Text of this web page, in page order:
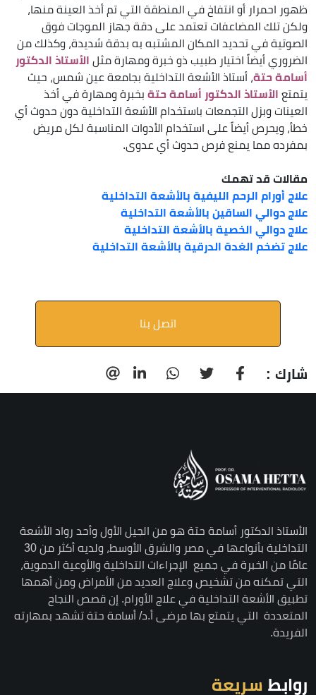
ظهور احمرار أو انتفاخ في المنطقة التي تم أخذ العينة منها،
ولكن تلك المضاعفات تعتمد على دقة جهاز الموجات فوق
الصوتية في تحديد المكان المشتبه به بدقة شديدة، وكذلك من
الضروري أيضاً اختيار طبيب ذو خبرة ومهارة مثل
الأستاذ الدكتور
أسامة حتة، أستاذ الأشعة التداخلية بجامعة عين شمس، حيث
يتمتع الأستاذ الدكتور أسامة حتة بخبرة ومهارة في أخذ
العينات وبزل التجمعات باستخدام الأشعة التداخلية دون حدوث أي
خطأ، ويحرص أيضاً على استخدام الأدوات المناسبة لكل مريض
بمفرده مما يمنع فرص حدوث أي عدوى.
مقالات قد تهمك
علاج أورام الرحم الليفية بالأشعة التداخلية
علاج دوالي الساقين بالأشعة التداخلية
علاج دوالي الخصية بالأشعة التداخلية
علاج تضخم الغدة الدرقية بالأشعة التداخلية
اتصل بنا
شارك :
الأستاذ الدكتور أسامة حتة هو من الجيل الأول وأحد رواد الأشعة
التداخلية بأنواعها في مصر والشرق الأوسط، ولديه أكثر من 30
عامًا من الخبرة في جميع الإجراءات التداخلية والأوعية الدموية،
التي تمكنه من تشخيص وعلاج العديد من الأمراض ومن أهمها
تطبيق الأشعة التداخلية في علاج الأورام. إن قصص النجاح
المتعددة التي يتمتع بها مرضى أ.د/ أسامة حتة تشهد بمهارته
الفريدة.
روابط سريعة